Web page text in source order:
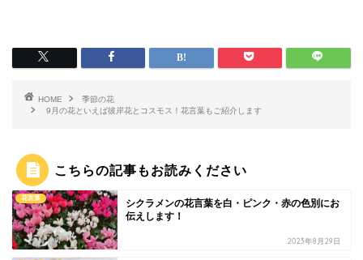
HOME
季節の花
9月の花といえば彼岸花とコスモス！花言葉もご紹介します
こちらの記事もお読みください
花言葉
シクラメンの花言葉を白・ピンク・赤の色別にお
伝えします！
2023年8月29日